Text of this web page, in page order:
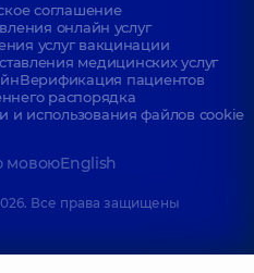
соглашение
онлайн услуг
услуг вакцинации
медицинских услуг
Верификация пациентов
распорядка
и использования файлов cookie
мовоюEnglish
Все права защищены